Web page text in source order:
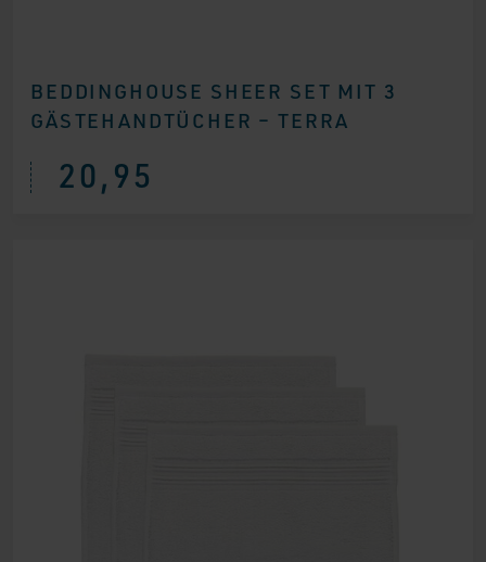
BEDDINGHOUSE SHEER SET MIT 3
GÄSTEHANDTÜCHER – TERRA
20,95